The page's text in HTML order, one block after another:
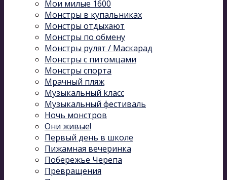
Мои милые 1600
Монстры в купальниках
Монстры отдыхают
Монстры по обмену
Монстры рулят / Маскарад
Монстры с питомцами
Монстры спорта
Мрачный пляж
Музыкальный kласс
Музыкальный фестиваль
Ночь монстров
Они живые!
Первый день в школе
Пижамная вечеринка
Побережье Черепа
Превращения